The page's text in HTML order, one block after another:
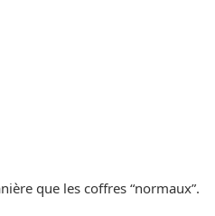
que les coffres “normaux”.